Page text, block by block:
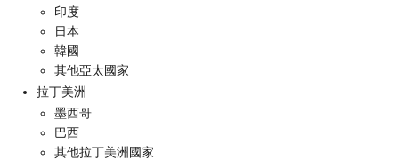
印度
日本
韓國
其他亞太國家
拉丁美洲
墨西哥
巴西
其他拉丁美洲國家